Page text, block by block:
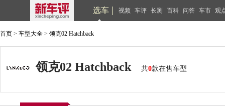
选车 视频 车评 长测 百科 问答 车市 观
首页 > 车型大全 > 领克02 Hatchback
领克02 Hatchback 共0款在售车型